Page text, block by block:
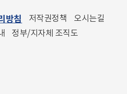
방침 저작권정책
오시는길
정부/지자체 조직도